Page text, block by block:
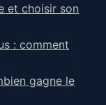
et choisir son
: comment
gagne le